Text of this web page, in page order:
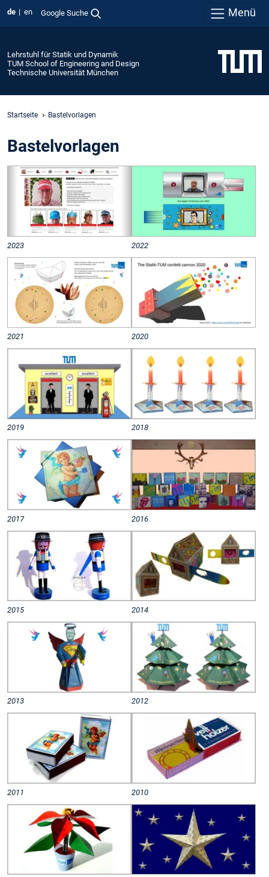
de en Google Suche Menü
Lehrstuhl für Statik und Dynamik
TUM School of Engineering and Design
Technische Universität München
Startseite Bastelvorlagen
Bastelvorlagen
2023 2022
2021 2020
2019 2018
2017 2016
2015 2014
2013 2012
2011 2010